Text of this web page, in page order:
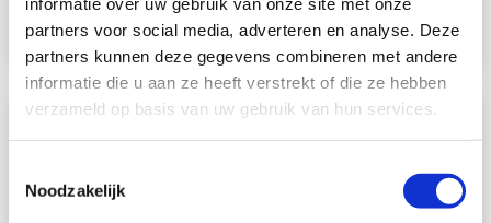
partners voor social media, adverteren en analyse. Deze
partners kunnen deze gegevens combineren met andere
informatie die u aan ze heeft verstrekt of die ze hebben
verzameld op basis van uw gebruik van hun services.
Noodzakelijk
Lees meer
Lees
meer
EGPA